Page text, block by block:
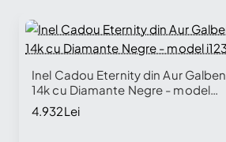
Inel Cadou Eternity din Aur Galben
14k cu Diamante Negre - model
i123391
4.932Lei